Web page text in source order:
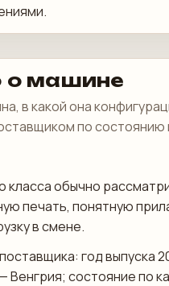
о машине
в какой она
по состоянию
класса обычно
печать, понятную
в смене.
год выпуска
Венгрия; состояние по